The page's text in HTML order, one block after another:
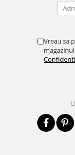
Vreau sa